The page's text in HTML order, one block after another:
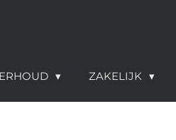
ZAKELIJK